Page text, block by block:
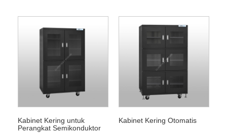
Kabinet Kering untuk
Perangkat Semikonduktor
Kabinet Kering Otomatis